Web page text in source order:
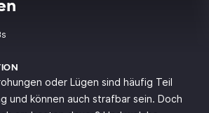
oder Lügen sind häufig Teil
und können auch strafbar sein. Doch